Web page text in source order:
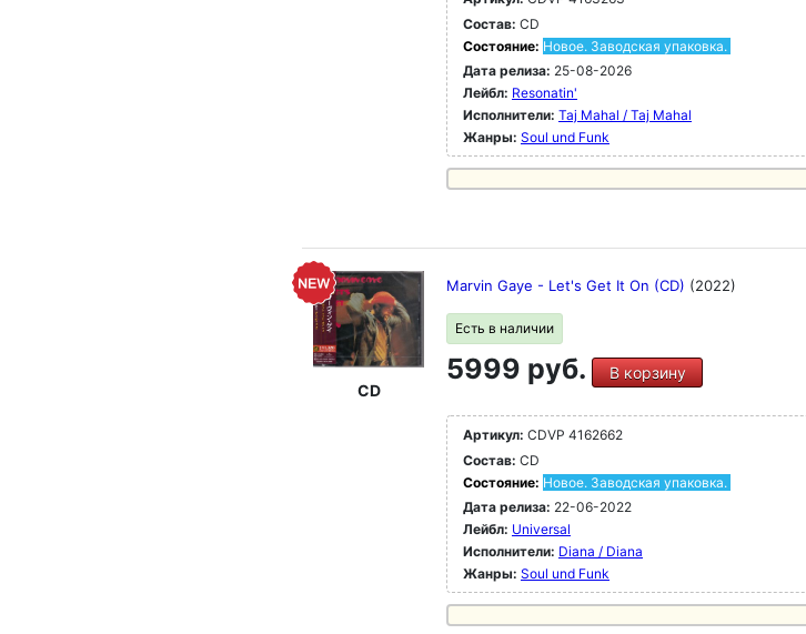
Состав: CD
Состояние: Новое. Заводская упаковка.
Дата релиза: 25-08-2026
Лейбл: Resonatin'
Исполнители: Taj Mahal / Taj Mahal
Жанры: Soul und Funk
CD
Marvin Gaye - Let's Get It On (CD) (2022)
Есть в наличии
5999 руб. В корзину
Артикул: CDVP 4162662
Состав: CD
Состояние: Новое. Заводская упаковка.
Дата релиза: 22-06-2022
Лейбл: Universal
Исполнители: Diana / Diana
Жанры: Soul und Funk